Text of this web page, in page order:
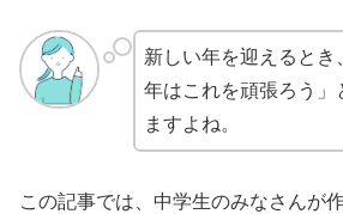
新しい年を迎えるとき
年はこれを頑張ろう」
ますよね。
この記事では、中学生のみなさんが